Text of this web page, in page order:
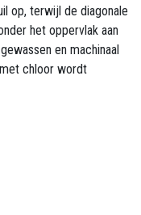
op, terwijl de diagonale
het oppervlak aan
en machinaal
chloor wordt